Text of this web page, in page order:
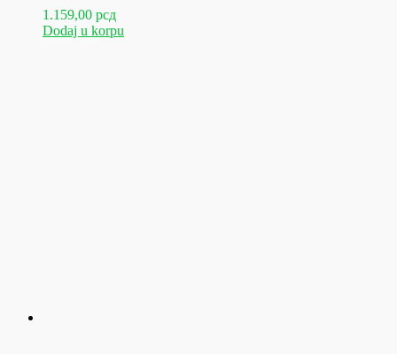
1.159,00 рсд
Dodaj u korpu